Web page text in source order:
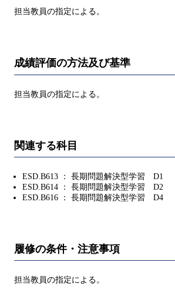
担当教員の指定による。
成績評価の方法及び基準
担当教員の指定による。
関連する科目
ESD.B613 ： 長期問題解決型学習 D1
ESD.B614 ： 長期問題解決型学習 D2
ESD.B616 ： 長期問題解決型学習 D4
履修の条件・注意事項
担当教員の指定による。